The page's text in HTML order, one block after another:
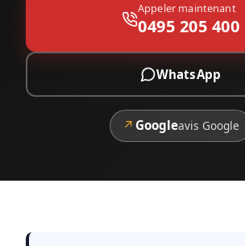
Appeler maintenant
0495 205 400
WhatsApp
↗ Googleavis Google